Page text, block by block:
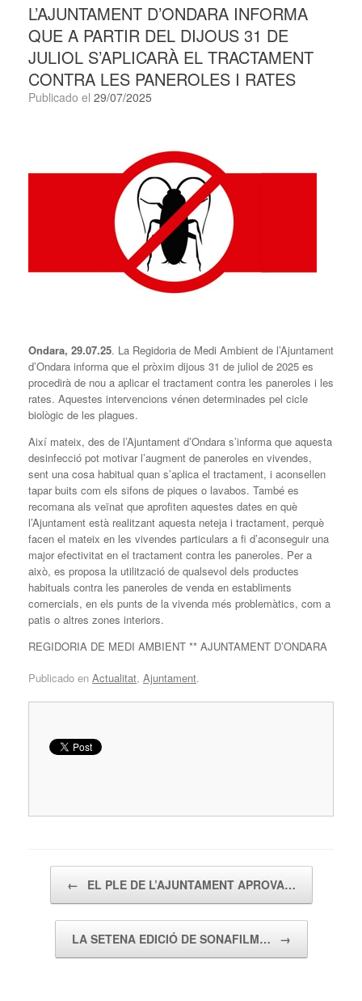
L’AJUNTAMENT D’ONDARA INFORMA
QUE A PARTIR DEL DIJOUS 31 DE
JULIOL S’APLICARÀ EL TRACTAMENT
CONTRA LES PANEROLES I RATES
Publicado el 29/07/2025
Ondara, 29.07.25. La Regidoria de Medi Ambient de l’Ajuntament
d’Ondara informa que el pròxim dijous 31 de juliol de 2025 es
procedirà de nou a aplicar el tractament contra les paneroles i les
rates. Aquestes intervencions vénen determinades pel cicle
biològic de les plagues.
Així mateix, des de l’Ajuntament d’Ondara s’informa que aquesta
desinfecció pot motivar l’augment de paneroles en vivendes,
sent una cosa habitual quan s’aplica el tractament, i aconsellen
tapar buits com els sifons de piques o lavabos. També es
recomana als veïnat que aprofiten aquestes dates en què
l’Ajuntament està realitzant aquesta neteja i tractament, perquè
facen el mateix en les vivendes particulars a fi d’aconseguir una
major efectivitat en el tractament contra les paneroles. Per a
això, es proposa la utilització de qualsevol dels productes
habituals contra les paneroles de venda en establiments
comercials, en els punts de la vivenda més problemàtics, com a
patis o altres zones interiors.
REGIDORIA DE MEDI AMBIENT ** AJUNTAMENT D’ONDARA
Publicado en Actualitat, Ajuntament.
← EL PLE DE L’AJUNTAMENT APROVA…
LA SETENA EDICIÓ DE SONAFILM… →